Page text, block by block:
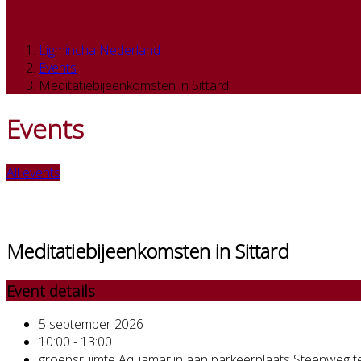
Ligmincha Nederland
Events
Meditatiebijeenkomsten in Sittard
Events
All events
Meditatiebijeenkomsten in Sittard
Event details
5 september 2026
10:00 - 13:00